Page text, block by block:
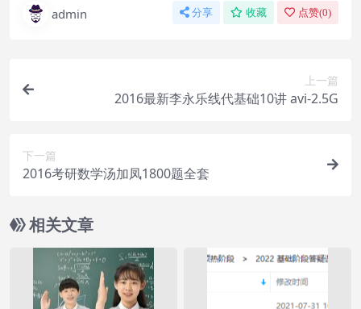
admin 分享 收藏 点赞(0)
上一篇
2016最新李永乐线代基础10讲 avi-2.5G
下一篇
2016考研数学汤加凤1800题全套
相关文章